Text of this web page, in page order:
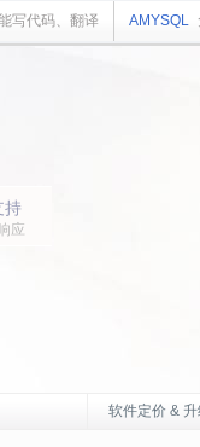
写代码、翻译 AMYSQL
持
应
软件定价 & 升